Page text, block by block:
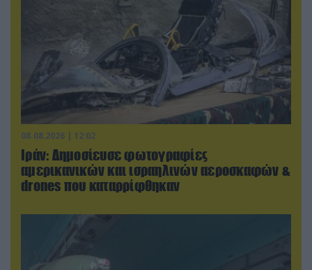
08.08.2026 | 12:02
Ιράν: Δημοσίευσε φωτογραφίες
αμερικανικών και ισραηλινών αεροσκαφών &
drones που καταρρίφθηκαν